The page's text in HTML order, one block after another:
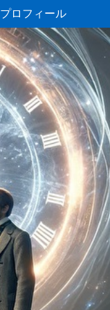
プロフィール